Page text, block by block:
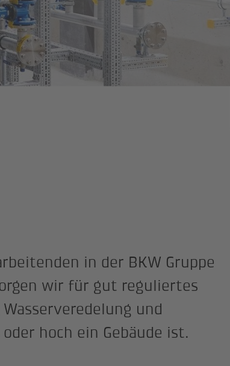
in der BKW Gruppe
wir für gut reguliertes
und
hoch ein Gebäude ist.